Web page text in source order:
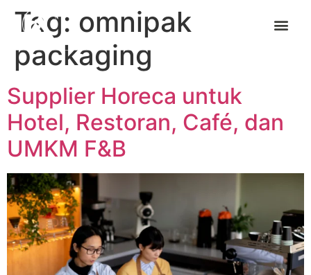
Tag: omnipak
packaging
Supplier Horeca untuk
Hotel, Restoran, Café, dan
UMKM F&B